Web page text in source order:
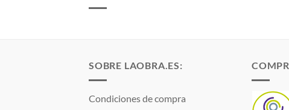
SOBRE LAOBRA.ES:
Condiciones de compra